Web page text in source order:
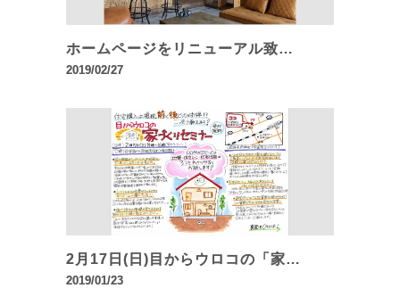
ホームページをリニューアル致…
2019/02/27
2月17日(日)目からウロコの「家…
2019/01/23